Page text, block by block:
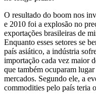
O resultado do boom nos
e 2010 foi a explosão no
exportações brasileiras de
Enquanto esses setores se
país asiático, a indústria
importação cada vez maior
que também ocuparam
mercados. Segundo ele, a
commodities pelo país teria